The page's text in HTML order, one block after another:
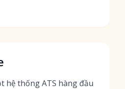
hệ thống ATS hàng đầu